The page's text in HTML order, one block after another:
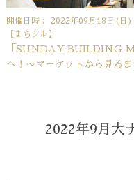
開催日時： 2022年09月18日(日
【まちシル】
「SUNDAY BUILDING
へ！〜マーケットから見る
2022年9月大